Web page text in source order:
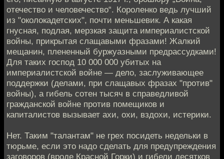
отечество и человечество“. Короленко ведь лучший
из "околокадетских", почти меньшевик. А какая
гнусная, подлая, мерзкая защита империалистской
войны, прикрытая слащавыми фразами! Жалкий
мещанин, плененный буржуазными предрассудками!
Для таких господ 10 000 000 убитых на
империалистской войне — дело, заслуживающее
поддержки (делами, при слащавых фразах "против"
войны), а гибель сотен тысяч в справедливой
гражданской войне против помещиков и
капиталистов вызывает ахи, охи, вздохи, истерики.
Нет. Таким "талантам" не грех посидеть недельки в
тюрьме, если это надо сделать для предупреждения
заговоров (вроде Красной Горки) и гибели десятков